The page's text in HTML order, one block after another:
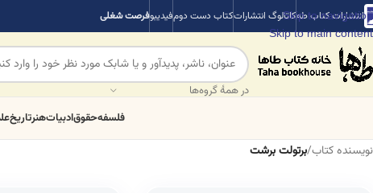
Skip to navigation
Skip to main content
انتشارات کتاب طهکاتالوگ انتشاراتکتاب دست دومفیدیبوفرصت شغلی
در همهٔ گروه‌ها
فلسفهحقوقادبیاتهنرتاریخ
نویسنده کتاب/برتولت برشت